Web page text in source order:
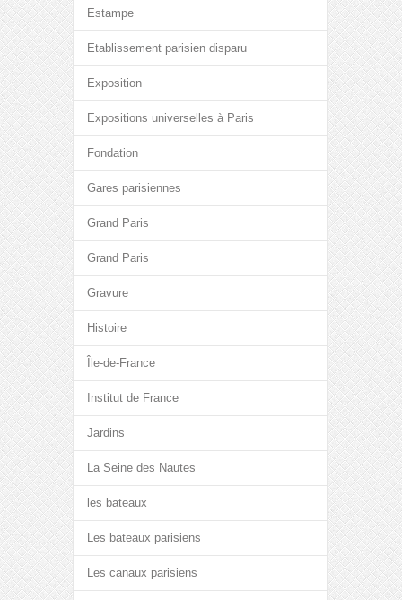
Estampe
Etablissement parisien disparu
Exposition
Expositions universelles à Paris
Fondation
Gares parisiennes
Grand Paris
Grand Paris
Gravure
Histoire
Île-de-France
Institut de France
Jardins
La Seine des Nautes
les bateaux
Les bateaux parisiens
Les canaux parisiens